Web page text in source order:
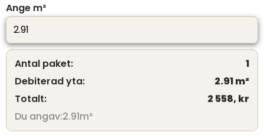
Ange m²
Antal paket:
1
Debiterad yta:
2.91m²
Totalt:
2 558, kr
Du angav:2.91m²